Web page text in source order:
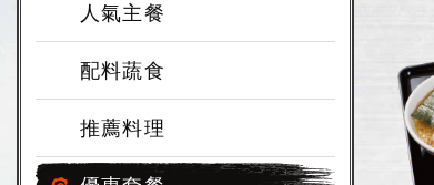
人氣主餐
配料蔬食
推薦料理